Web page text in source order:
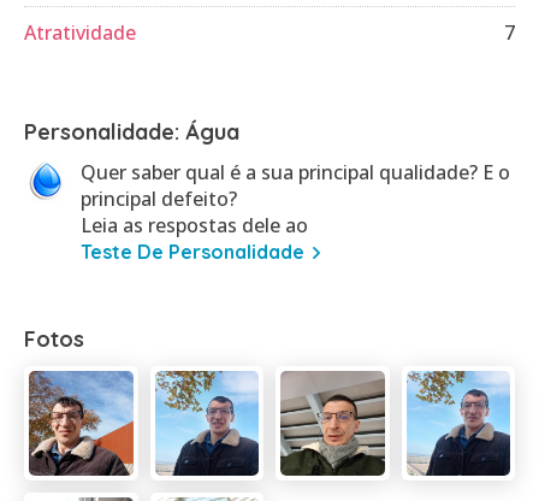
Atratividade
7
Personalidade: Água
Quer saber qual é a sua principal qualidade? E o
principal defeito?
Leia as respostas dele ao
Teste De Personalidade
Fotos